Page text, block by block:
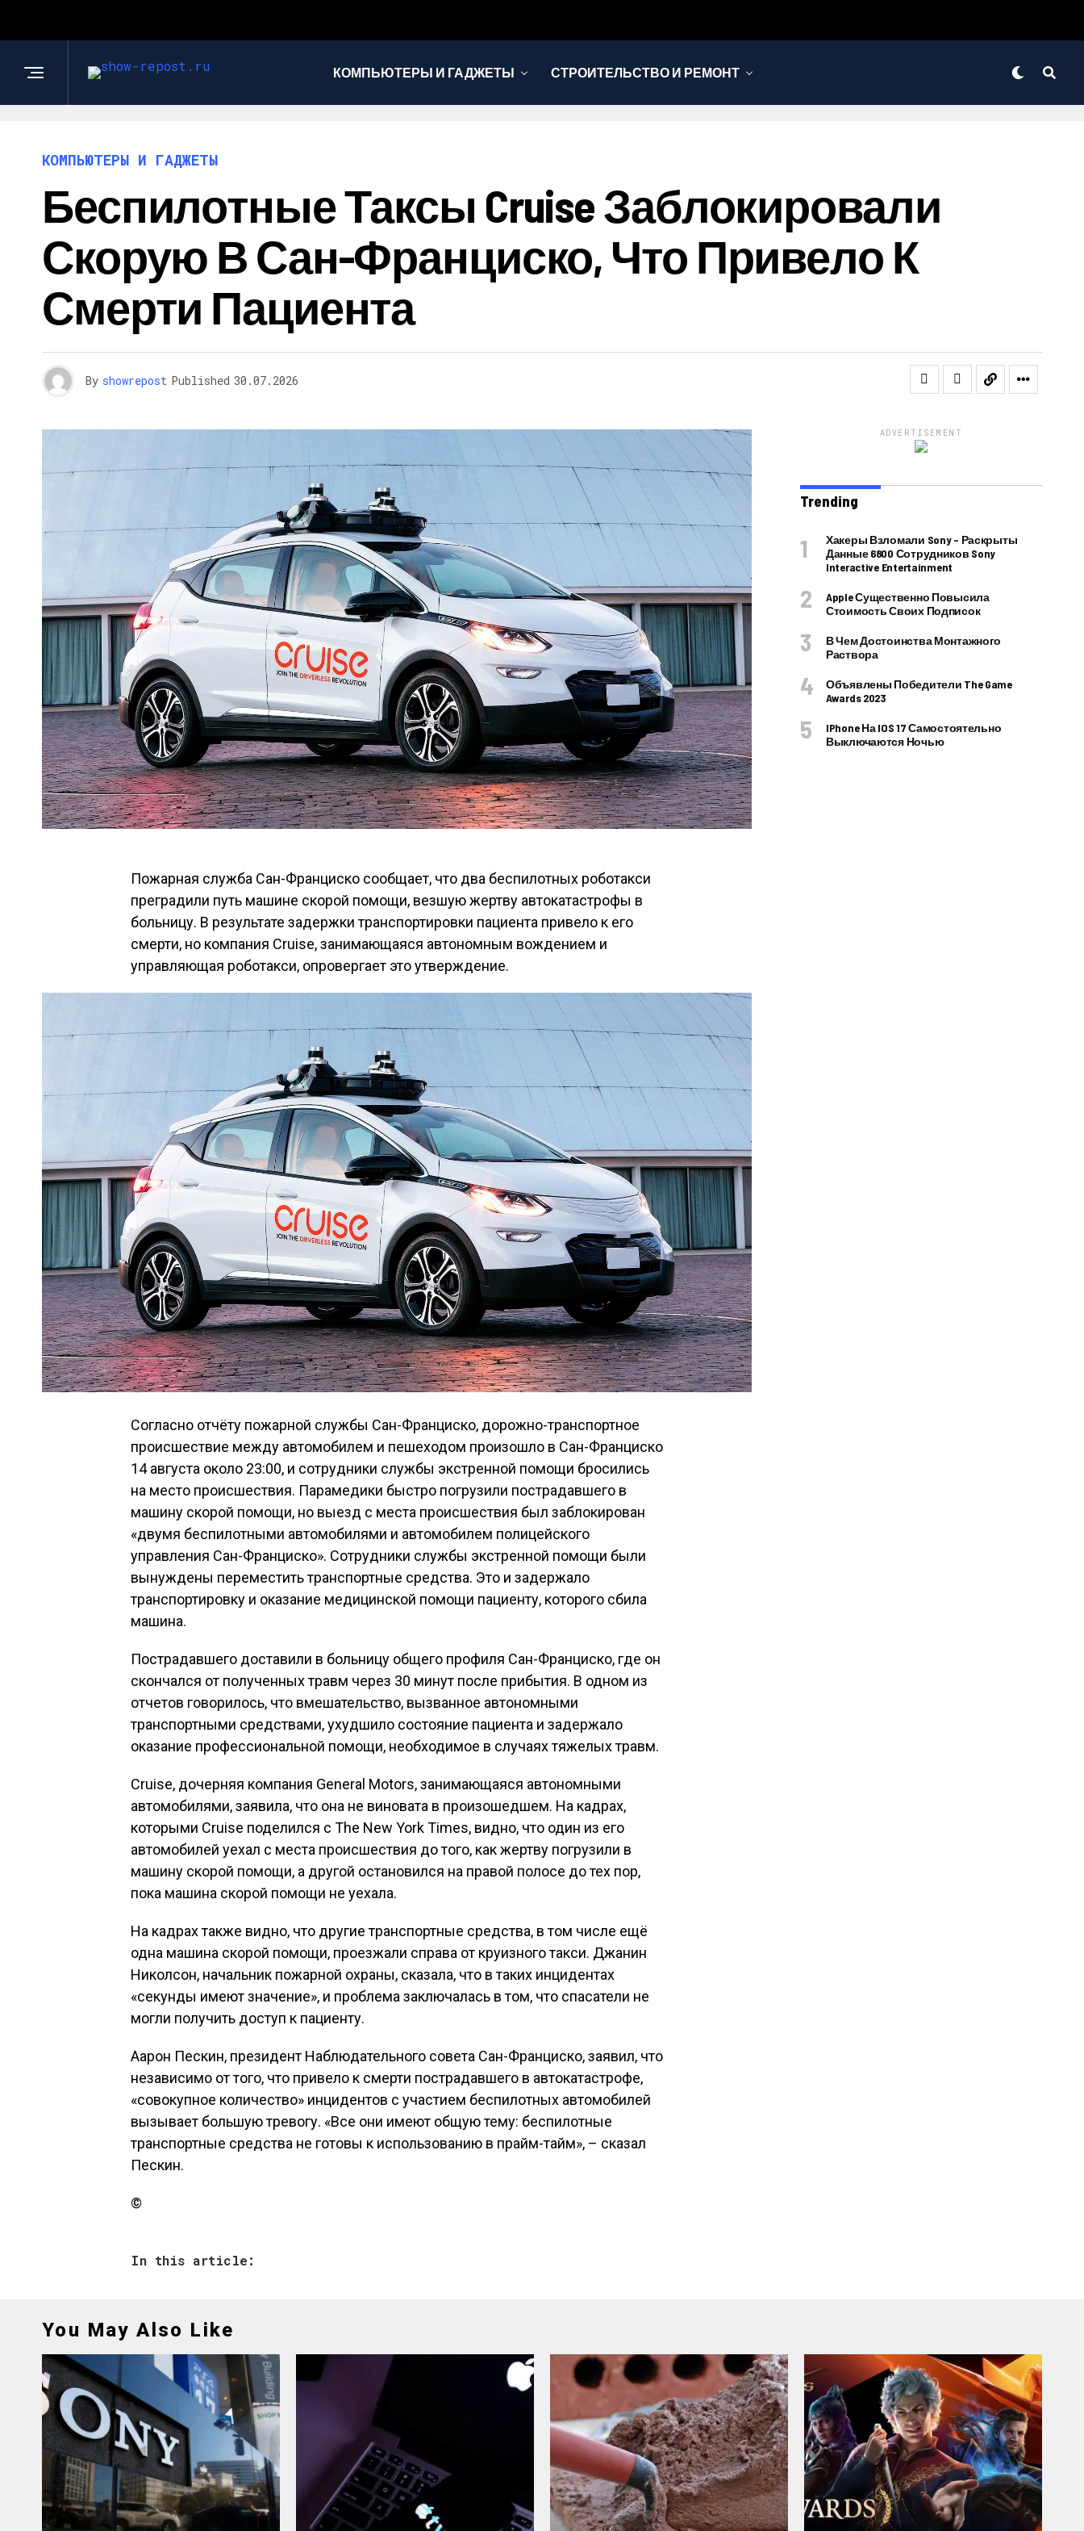
КОМПЬЮТЕРЫ И ГАДЖЕТЫ СТРОИТЕЛЬСТВО И РЕМОНТ
КОМПЬЮТЕРЫ И ГАДЖЕТЫ
Беспилотные Таксы Cruise Заблокировали
Скорую В Сан-Франциско, Что Привело К
Смерти Пациента
By showrepost Published 30.07.2026
Пожарная служба Сан-Франциско сообщает, что два беспилотных роботакси
преградили путь машине скорой помощи, везшую жертву автокатастрофы в
больницу. В результате задержки транспортировки пациента привело к его
смерти, но компания Cruise, занимающаяся автономным вождением и
управляющая роботакси, опровергает это утверждение.
Согласно отчёту пожарной службы Сан-Франциско, дорожно-транспортное
происшествие между автомобилем и пешеходом произошло в Сан-Франциско
14 августа около 23:00, и сотрудники службы экстренной помощи бросились
на место происшествия. Парамедики быстро погрузили пострадавшего в
машину скорой помощи, но выезд с места происшествия был заблокирован
«двумя беспилотными автомобилями и автомобилем полицейского
управления Сан-Франциско». Сотрудники службы экстренной помощи были
вынуждены переместить транспортные средства. Это и задержало
транспортировку и оказание медицинской помощи пациенту, которого сбила
машина.
Пострадавшего доставили в больницу общего профиля Сан-Франциско, где он
скончался от полученных травм через 30 минут после прибытия. В одном из
отчетов говорилось, что вмешательство, вызванное автономными
транспортными средствами, ухудшило состояние пациента и задержало
оказание профессиональной помощи, необходимое в случаях тяжелых травм.
Cruise, дочерняя компания General Motors, занимающаяся автономными
автомобилями, заявила, что она не виновата в произошедшем. На кадрах,
которыми Cruise поделился с The New York Times, видно, что один из его
автомобилей уехал с места происшествия до того, как жертву погрузили в
машину скорой помощи, а другой остановился на правой полосе до тех пор,
пока машина скорой помощи не уехала.
На кадрах также видно, что другие транспортные средства, в том числе ещё
одна машина скорой помощи, проезжали справа от круизного такси. Джанин
Николсон, начальник пожарной охраны, сказала, что в таких инцидентах
«секунды имеют значение», и проблема заключалась в том, что спасатели не
могли получить доступ к пациенту.
Аарон Пескин, президент Наблюдательного совета Сан-Франциско, заявил, что
независимо от того, что привело к смерти пострадавшего в автокатастрофе,
«совокупное количество» инцидентов с участием беспилотных автомобилей
вызывает большую тревогу. «Все они имеют общую тему: беспилотные
транспортные средства не готовы к использованию в прайм-тайм», – сказал
Пескин.
©
In this article:
ADVERTISEMENT
Trending
Хакеры Взломали Sony – Раскрыты
Данные 6800 Сотрудников Sony
Interactive Entertainment
Apple Существенно Повысила
Стоимость Своих Подписок
В Чем Достоинства Монтажного
Раствора
Объявлены Победители The Game
Awards 2023
IPhone На IOS 17 Самостоятельно
Выключаются Ночью
You May Also Like